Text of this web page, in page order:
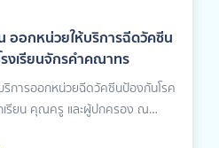
ออกหน่วยให้บริการฉีดวัคซีน
หวัดใหญ่ 4 สายพันธุ์ โรงเรียนจักรคำคณาทร
การออกหน่วยฉีดวัคซีนป้องกันโรค
รียน คุณครู และผู้ปกครอง ณ